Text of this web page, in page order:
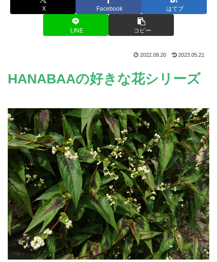
X Facebook はてブ
LINE コピー
2022.09.20 2023.05.21
HANABAAの好きな花シリーズ